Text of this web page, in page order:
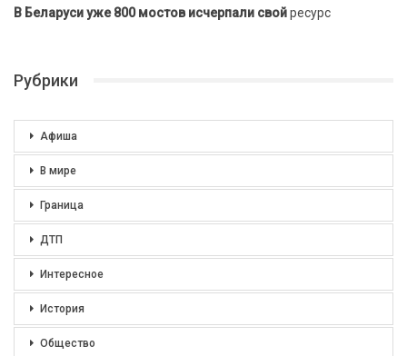
В Беларуси уже 800 мостов исчерпали свойресурс
Рубрики
Афиша
В мире
Граница
ДТП
Интересное
История
Общество